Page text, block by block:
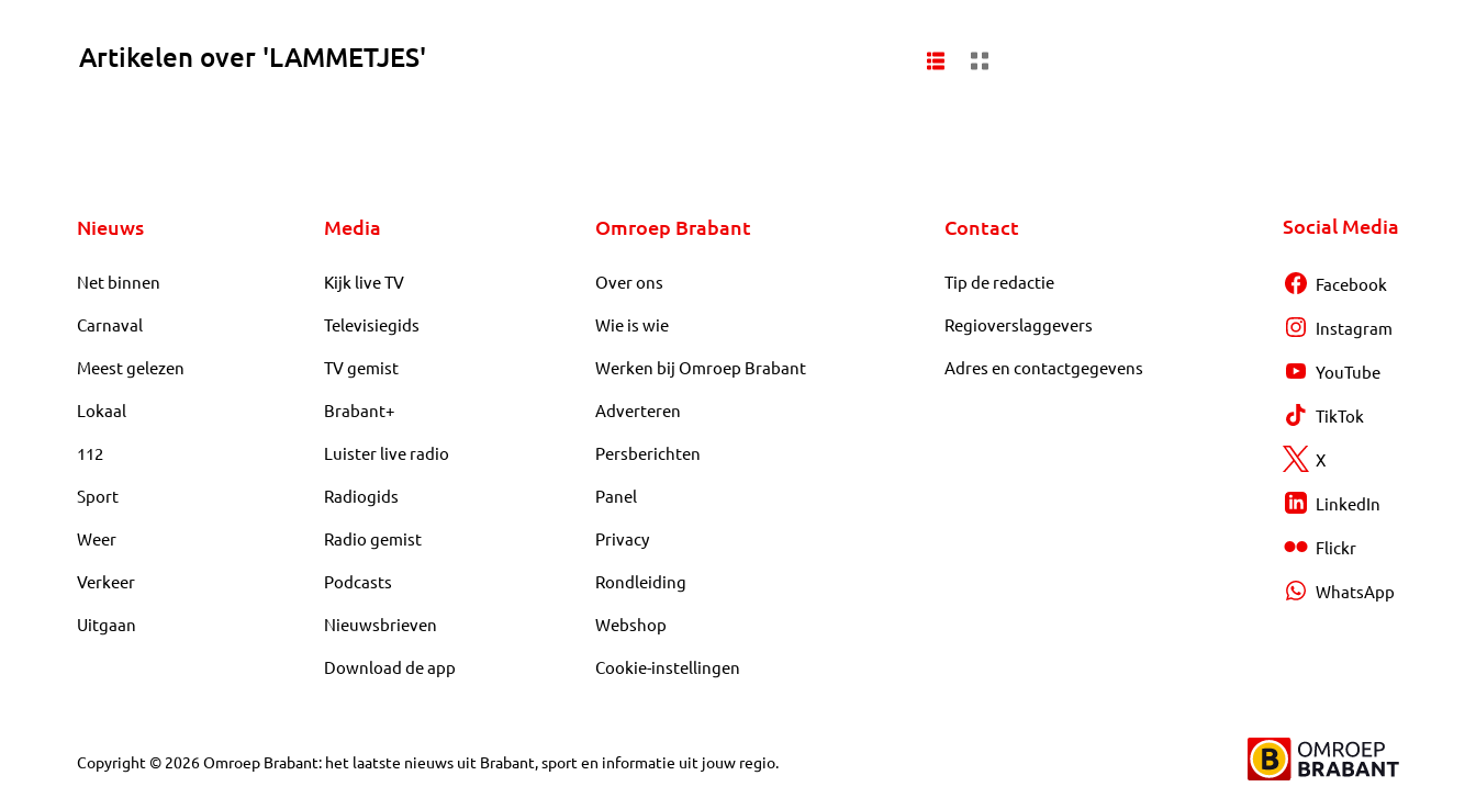
met de eigenaar. “We hebben hem Valentijntje genoemd.”
Artikelen over 'LAMMETJES'
Nieuws
Net binnen
Carnaval
Meest gelezen
Lokaal
112
Sport
Weer
Verkeer
Uitgaan
Media
Kijk live TV
Televisiegids
TV gemist
Brabant+
Luister live radio
Radiogids
Radio gemist
Podcasts
Nieuwsbrieven
Download de app
Omroep Brabant
Over ons
Wie is wie
Werken bij Omroep Brabant
Adverteren
Persberichten
Panel
Privacy
Rondleiding
Webshop
Cookie-instellingen
Contact
Tip de redactie
Regioverslaggevers
Adres en contactgegevens
Social Media
Facebook
Instagram
YouTube
TikTok
X
LinkedIn
Flickr
WhatsApp
Copyright © 2026Omroep Brabant: het laatste nieuws uit Brabant, sport en informatie uit jouw regio.